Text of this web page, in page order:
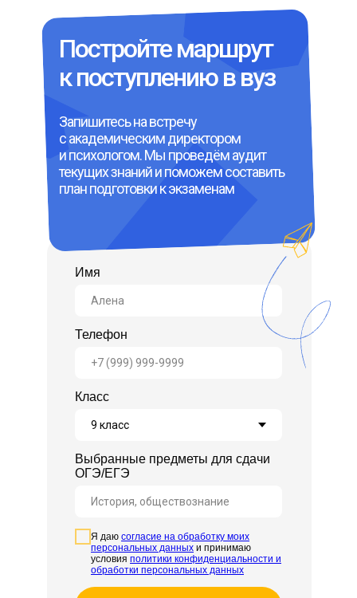
Имя
Телефон
Класс
Выбранные предметы для сдачи
ОГЭ/ЕГЭ
Я даю согласие на обработку моих
персональных данных и принимаю
условия политики конфиденциальности и
обработки персональных данных
Запишитесь на встречу
с академическим директором
и психологом. Мы проведём аудит
текущих знаний и поможем составить
план подготовки к экзаменам
Постройте маршрут
к поступлению в вуз